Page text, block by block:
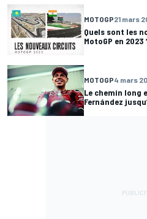
MOTOGP21 mars
Quels sont les
MotoGP en 2023
MOTOGP4 mars
Le chemin long
Fernández